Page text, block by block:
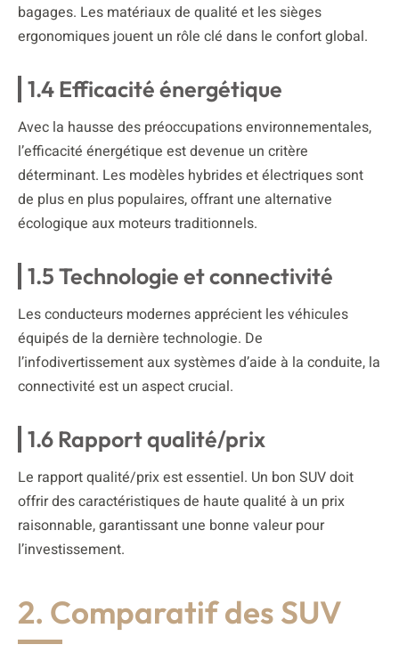
bagages. Les matériaux de qualité et les sièges
ergonomiques jouent un rôle clé dans le confort global.
1.4 Efficacité énergétique
Avec la hausse des préoccupations environnementales,
l’efficacité énergétique est devenue un critère
déterminant. Les modèles hybrides et électriques sont
de plus en plus populaires, offrant une alternative
écologique aux moteurs traditionnels.
1.5 Technologie et connectivité
Les conducteurs modernes apprécient les véhicules
équipés de la dernière technologie. De
l’infodivertissement aux systèmes d’aide à la conduite, la
connectivité est un aspect crucial.
1.6 Rapport qualité/prix
Le rapport qualité/prix est essentiel. Un bon SUV doit
offrir des caractéristiques de haute qualité à un prix
raisonnable, garantissant une bonne valeur pour
l’investissement.
2. Comparatif des SUV